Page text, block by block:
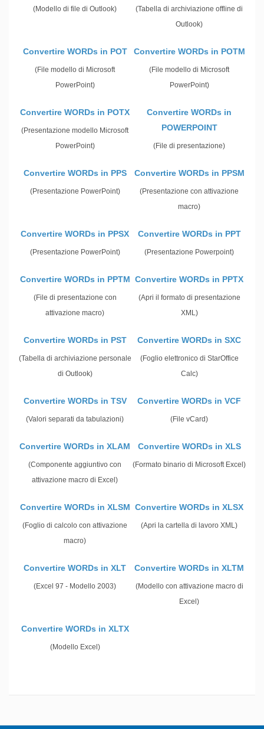
(Modello di file di Outlook)
(Tabella di archiviazione offline di
Outlook)
Convertire WORDs in POT
(File modello di Microsoft
PowerPoint)
Convertire WORDs in POTM
(File modello di Microsoft
PowerPoint)
Convertire WORDs in POTX
(Presentazione modello Microsoft
PowerPoint)
Convertire WORDs in
POWERPOINT
(File di presentazione)
Convertire WORDs in PPS
(Presentazione PowerPoint)
Convertire WORDs in PPSM
(Presentazione con attivazione
macro)
Convertire WORDs in PPSX
(Presentazione PowerPoint)
Convertire WORDs in PPT
(Presentazione Powerpoint)
Convertire WORDs in PPTM
(File di presentazione con
attivazione macro)
Convertire WORDs in PPTX
(Apri il formato di presentazione
XML)
Convertire WORDs in PST
(Tabella di archiviazione personale
di Outlook)
Convertire WORDs in SXC
(Foglio elettronico di StarOffice
Calc)
Convertire WORDs in TSV
(Valori separati da tabulazioni)
Convertire WORDs in VCF
(File vCard)
Convertire WORDs in XLAM
(Componente aggiuntivo con
attivazione macro di Excel)
Convertire WORDs in XLS
(Formato binario di Microsoft Excel)
Convertire WORDs in XLSM
(Foglio di calcolo con attivazione
macro)
Convertire WORDs in XLSX
(Apri la cartella di lavoro XML)
Convertire WORDs in XLT
(Excel 97 - Modello 2003)
Convertire WORDs in XLTM
(Modello con attivazione macro di
Excel)
Convertire WORDs in XLTX
(Modello Excel)